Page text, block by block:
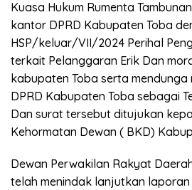
Kuasa Hukum Rumenta
kantor DPRD Kabupaten Toba
HSP/keluar/VII/2024 Perihal
terkait Pelanggaran Erik Dan
kabupaten Toba serta
DPRD Kabupaten Toba sebagai
Dan surat tersebut ditujukan
Kehormatan Dewan ( BKD)
Dewan Perwakilan Rakyat
telah menindak lanjutkan